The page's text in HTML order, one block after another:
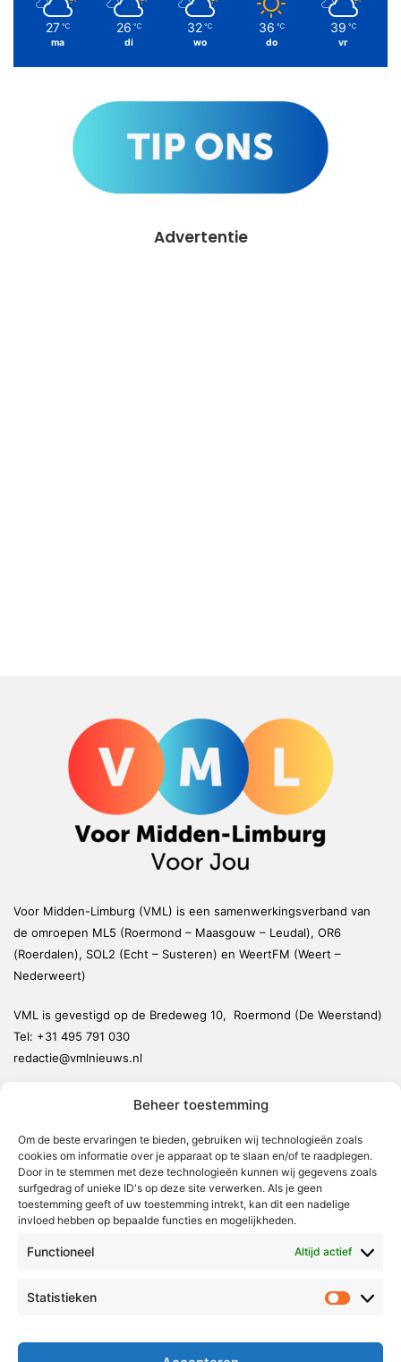
Beheer toestemming
Om de beste ervaringen te bieden, gebruiken wij technologieën zoals
cookies om informatie over je apparaat op te slaan en/of te raadplegen.
Door in te stemmen met deze technologieën kunnen wij gegevens zoals
surfgedrag of unieke ID's op deze site verwerken. Als je geen
toestemming geeft of uw toestemming intrekt, kan dit een nadelige
invloed hebben op bepaalde functies en mogelijkheden.
Functioneel Altijd actief
Statistieken
27 ℃
ma
26 ℃
di
32 ℃
wo
36 ℃
do
39 ℃
vr
Advertentie
Voor Midden-Limburg (VML) is een samenwerkingsverband van
de omroepen ML5 (Roermond – Maasgouw – Leudal), OR6
(Roerdalen), SOL2 (Echt – Susteren) en WeertFM (Weert –
Nederweert)
VML is gevestigd op de Bredeweg 10, Roermond (De Weerstand)
Tel: +31 495 791 030
redactie@vmlnieuws.nl
Nederweert
Leudal
Maasgouw
Echt-Susteren
Roerdalen
Radio & TV